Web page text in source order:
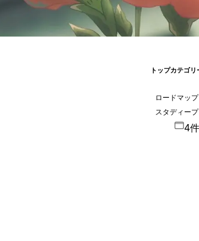
トップカテゴリ
ロードマッ
スタディー
4